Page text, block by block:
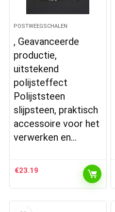
POSTWEEGSCHALEN
, Geavanceerde
productie,
uitstekend
polijsteffect
Polijststeen
slijpsteen, praktisch
accessoire voor het
verwerken en…
€23.19